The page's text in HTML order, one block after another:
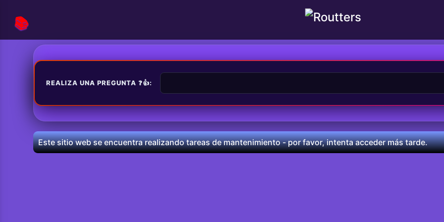
📚
REALIZA UNA PREGUNTA ❓👍:
Este sitio web se encuentra realizando tareas de mantenimiento - por favor, intenta acceder más tarde.